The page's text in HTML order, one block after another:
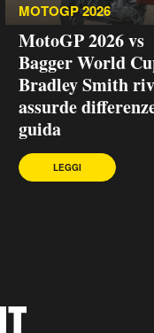
MOTOGP 2026
MotoGP 2026 vs
Bagger World
Bradley Smith
assurde
guida
LEGGI